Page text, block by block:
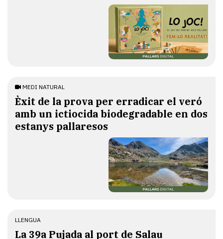
MEDI NATURAL
Èxit de la prova per erradicar el veró
amb un ictiocida biodegradable en dos
estanys pallaresos
LLENGUA
​La 39a Pujada al port de Salau